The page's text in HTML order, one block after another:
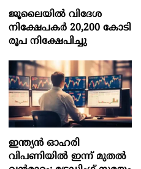
ജൂലൈയില്‍ വിദേശ
നിക്ഷേപകര്‍ 20,200 കോടി
രൂപ നിക്ഷേപിച്ചു
ഇന്ത്യൻ ഓഹരി
വിപണിയിൽ ഇന്ന് മുതൽ